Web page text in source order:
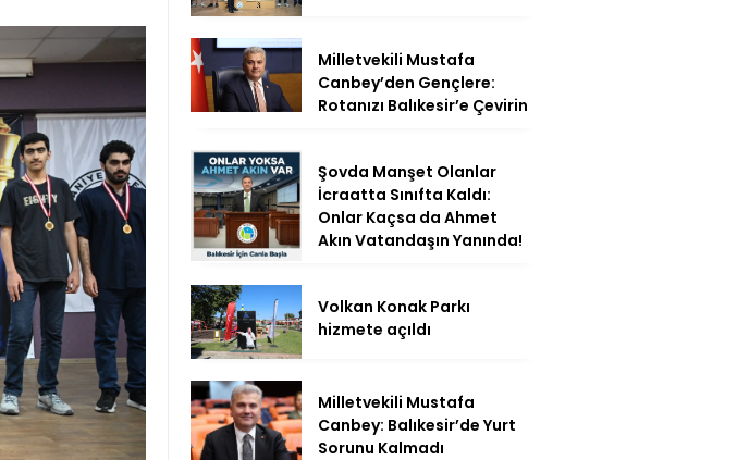
Milletvekili Mustafa
Canbey’den Gençlere:
Rotanızı Balıkesir’e Çevirin
Şovda Manşet Olanlar
İcraatta Sınıfta Kaldı:
Onlar Kaçsa da Ahmet
Akın Vatandaşın Yanında!
Volkan Konak Parkı
hizmete açıldı
Milletvekili Mustafa
Canbey: Balıkesir’de Yurt
Sorunu Kalmadı